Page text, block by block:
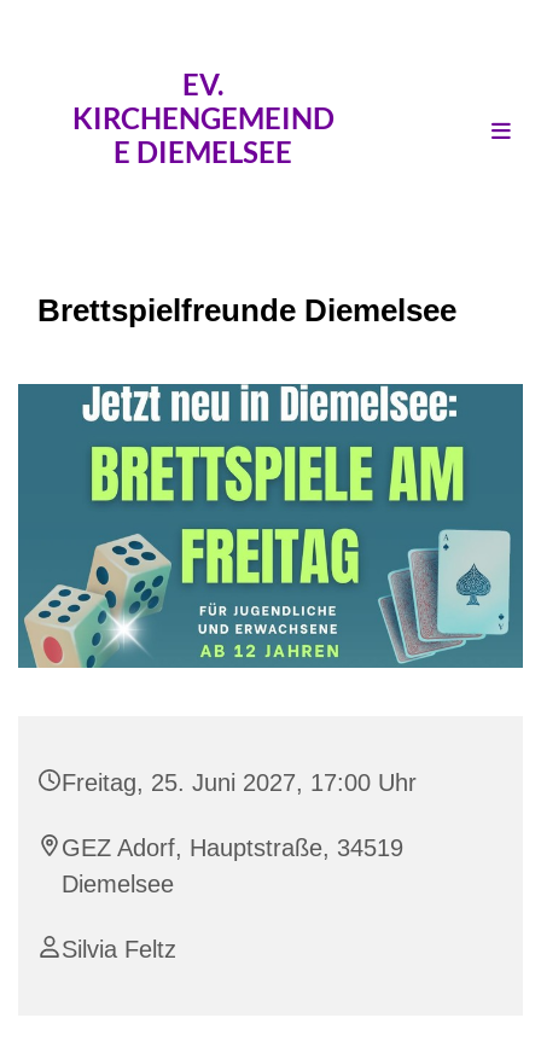
EV.
KIRCHENGEMEIND
E DIEMELSEE
Brettspielfreunde Diemelsee
Freitag, 25. Juni 2027, 17:00 Uhr
GEZ Adorf, Hauptstraße, 34519
Diemelsee
Silvia Feltz